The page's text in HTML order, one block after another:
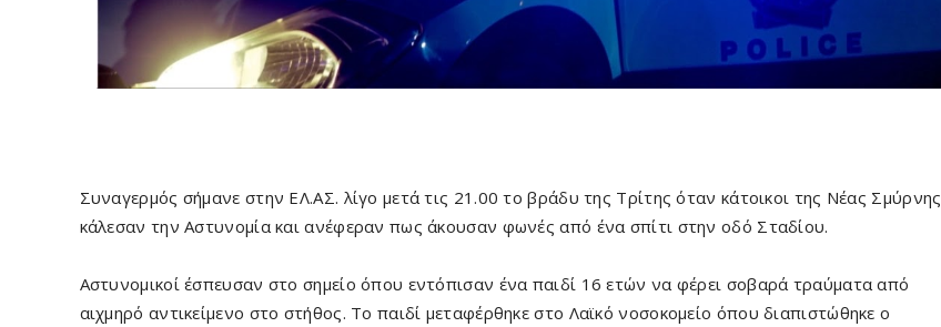
Συναγερμός σήμανε στην ΕΛ.ΑΣ. λίγο μετά τις 21.00 το βράδυ της Τρίτης όταν κάτοικοι της Νέας Σμύρνης
κάλεσαν την Αστυνομία και ανέφεραν πως άκουσαν φωνές από ένα σπίτι στην οδό Σταδίου.
Αστυνομικοί έσπευσαν στο σημείο όπου εντόπισαν ένα παιδί 16 ετών να φέρει σοβαρά τραύματα από
αιχμηρό αντικείμενο στο στήθος. Το παιδί μεταφέρθηκε στο Λαϊκό νοσοκομείο όπου διαπιστώθηκε ο